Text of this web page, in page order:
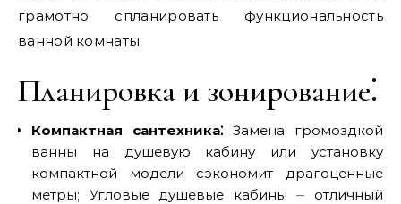
грамотно спланировать функциональность
ванной комнаты.
Планировка и зонирование⁚
Компактная сантехника⁚Замена громоздкой
ванны на душевую кабину или установку
компактной модели сэкономит драгоценные
метры; Угловые душевые кабины ⏤ отличный